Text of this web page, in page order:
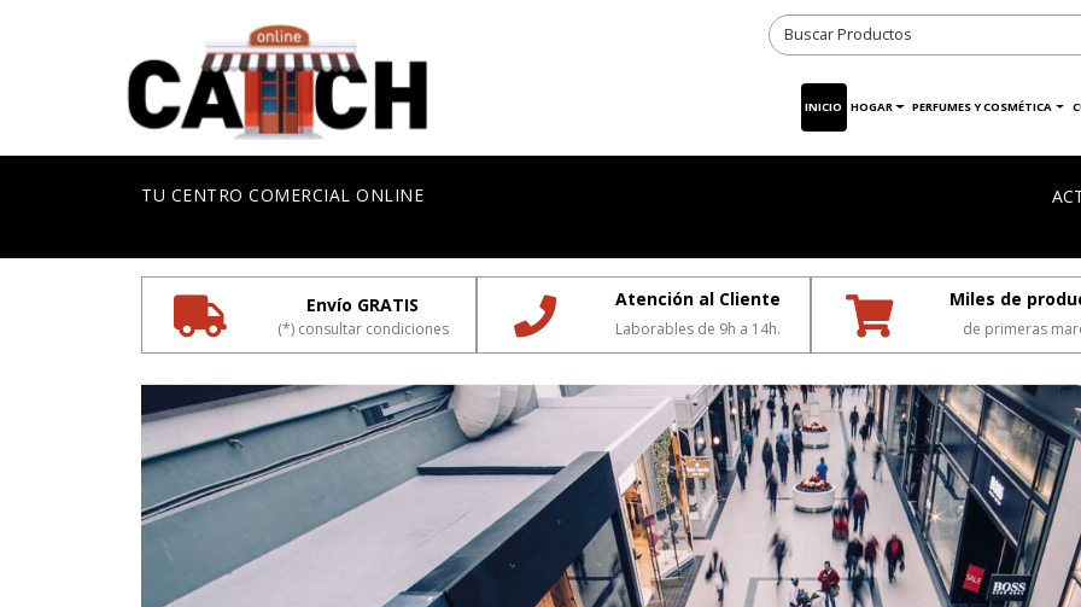
INICIO HOGAR PERFUMES Y COSMÉTICA
TU CENTRO COMERCIAL ONLINE
Envío GRATIS
(*) consultar condiciones
Atención al Cliente
Laborables de 9h a 14h.
Miles de
de primeras